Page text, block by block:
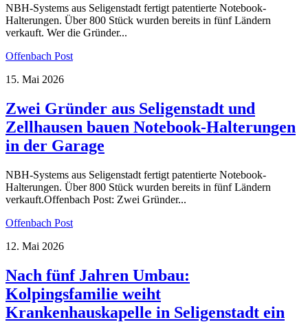
NBH-Systems aus Seligenstadt fertigt patentierte Notebook-
Halterungen. Über 800 Stück wurden bereits in fünf Ländern
verkauft. Wer die Gründer...
Offenbach Post
15. Mai 2026
Zwei Gründer aus Seligenstadt und
Zellhausen bauen Notebook-Halterungen
in der Garage
NBH-Systems aus Seligenstadt fertigt patentierte Notebook-
Halterungen. Über 800 Stück wurden bereits in fünf Ländern
verkauft.Offenbach Post: Zwei Gründer...
Offenbach Post
12. Mai 2026
Nach fünf Jahren Umbau:
Kolpingsfamilie weiht
Krankenhauskapelle in Seligenstadt ein